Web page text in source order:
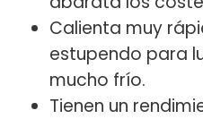
Calienta muy
estupendo para
mucho frío.
Tienen un